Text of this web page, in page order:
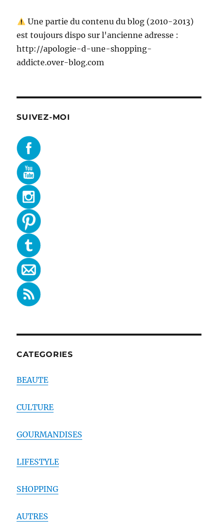
Une partie du contenu du blog (2010-2013)
est toujours dispo sur l'ancienne adresse :
http://apologie-d-une-shopping-
addicte.over-blog.com
SUIVEZ-MOI
CATEGORIES
BEAUTE
CULTURE
GOURMANDISES
LIFESTYLE
SHOPPING
AUTRES